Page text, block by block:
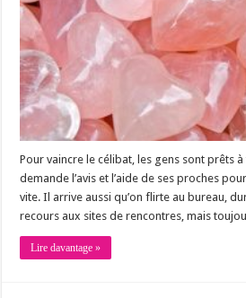
Pour vaincre le célibat, les gens sont prêts
demande l’avis et l’aide de ses proches
vite. Il arrive aussi qu’on flirte au bureau,
recours aux sites de rencontres, mais
Lire davantage »